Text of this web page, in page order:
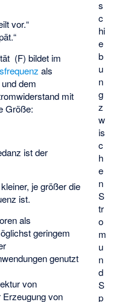
s
c
hi
e
b
u
n
g
z
w
is
c
h
e
n
S
tr
o
m
u
n
d
S
p
vor.“
(F) bildet im
als
und dem
mit
Größe:
ist der
je größer die
ist.
als
geringem
genutzt
von
Erzeugung von